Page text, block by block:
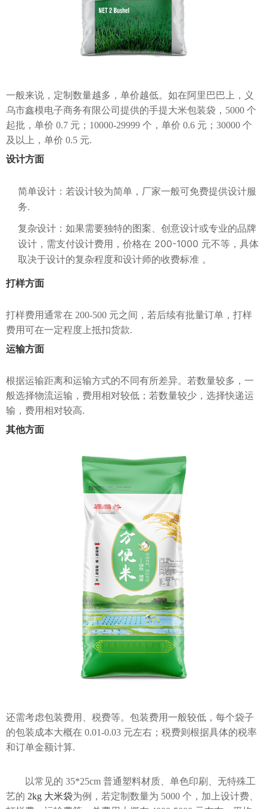
一般来说，定制数量越多，单价越低。如在阿里巴巴上，义
乌市鑫模电子商务有限公司提供的手提大米包装袋，5000 个
起批，单价 0.7 元；10000-29999 个，单价 0.6 元；30000 个
及以上，单价 0.5 元.
设计方面
简单设计：若设计较为简单，厂家一般可免费提供设计服
务.
复杂设计：如果需要独特的图案、创意设计或专业的品牌
设计，需支付设计费用，价格在 200-1000 元不等，具体
取决于设计的复杂程度和设计师的收费标准 。
打样方面
打样费用通常在 200-500 元之间，若后续有批量订单，打样
费用可在一定程度上抵扣货款.
运输方面
根据运输距离和运输方式的不同有所差异。若数量较多，一
般选择物流运输，费用相对较低；若数量较少，选择快递运
输，费用相对较高.
其他方面
还需考虑包装费用、税费等。包装费用一般较低，每个袋子
的包装成本大概在 0.01-0.03 元左右；税费则根据具体的税率
和订单金额计算.
以常见的 35*25cm 普通塑料材质、单色印刷、无特殊工
艺的 2kg 大米袋为例，若定制数量为 5000 个，加上设计费、